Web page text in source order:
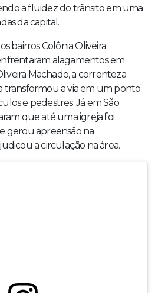
a fluidez do trânsito em uma
da capital.
bairros Colônia Oliveira
alagamentos em
Machado, a correnteza
transformou a via em um ponto
e pedestres. Já em São
que até uma igreja foi
gerou apreensão na
a circulação na área.